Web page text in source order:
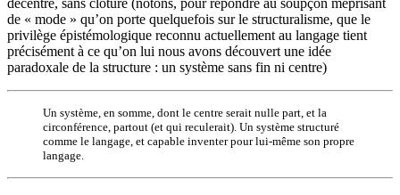
de « mode » qu’on porte quelquefois sur le structuralisme, que le
privilège épistémologique reconnu actuellement au langage tient
précisément à ce qu’on lui nous avons découvert une idée
paradoxale de la structure : un système sans fin ni centre)
Un système, en somme, dont le centre serait nulle part, et la
circonférence, partout (et qui reculerait). Un système structuré
comme le langage, et capable inventer pour lui-même son propre
langage.